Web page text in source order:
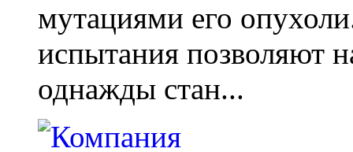
мутациями его
испытания позволяют
однажды стан...